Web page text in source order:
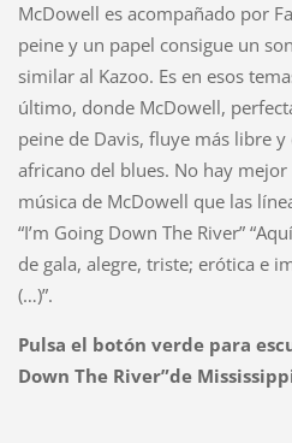
McDowell es acompañado por
peine y un papel consigue un
similar al Kazoo. Es en esos
último, donde McDowell,
peine de Davis, fluye más libre
africano del blues. No hay
música de McDowell que las
“I’m Going Down The River”
de gala, alegre, triste; erótica e
(…)”.
Pulsa el botón verde para
Down The River”de